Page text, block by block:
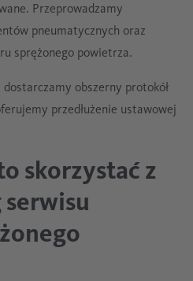
Przeprowadzamy
pneumatycznych oraz
sprężonego powietrza.
obszerny protokół
przedłużenie ustawowej
skorzystać z
serwisu